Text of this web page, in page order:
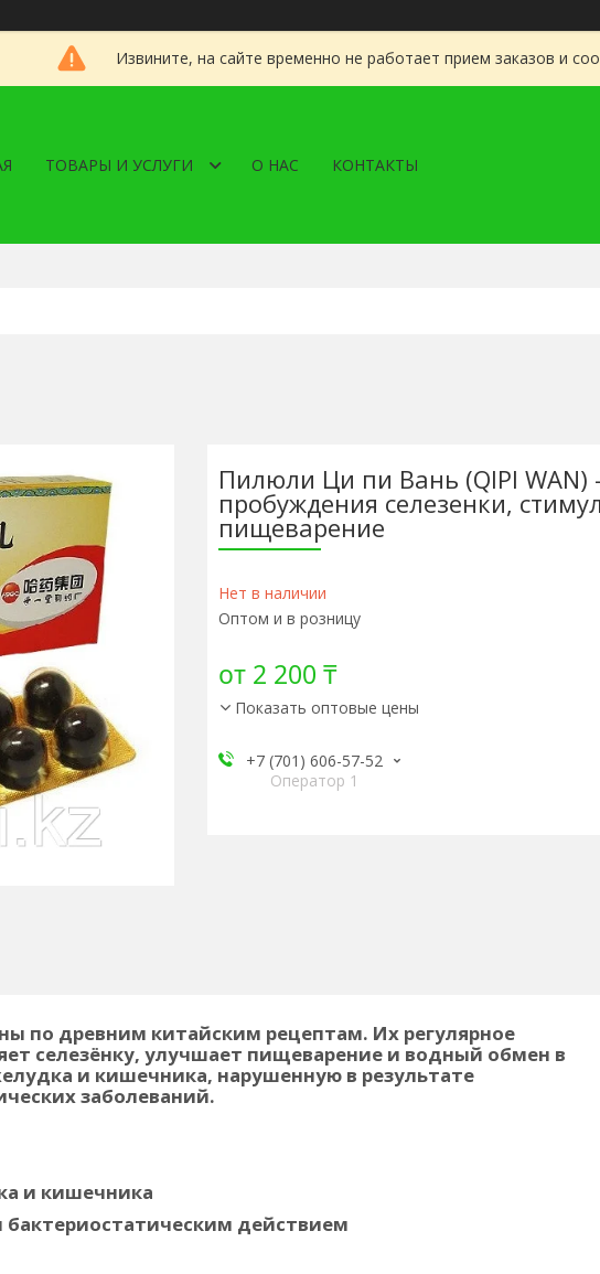
Извините, на сайте временно не работает прием заказов и
ТОВАРЫ И УСЛУГИ О НАС КОНТАКТЫ
Пилюли Ци пи Вань (QIPI WAN)
пробуждения селезенки,
пищеварение
Нет в наличии
Оптом и в розницу
от 2 200 ₸
Показать оптовые цены
+7 (701) 606-57-52
Оператор 1
по древним китайским рецептам. Их регулярное
селезёнку, улучшает пищеварение и водный обмен в
и кишечника, нарушенную в результате
заболеваний.
и кишечника
действием